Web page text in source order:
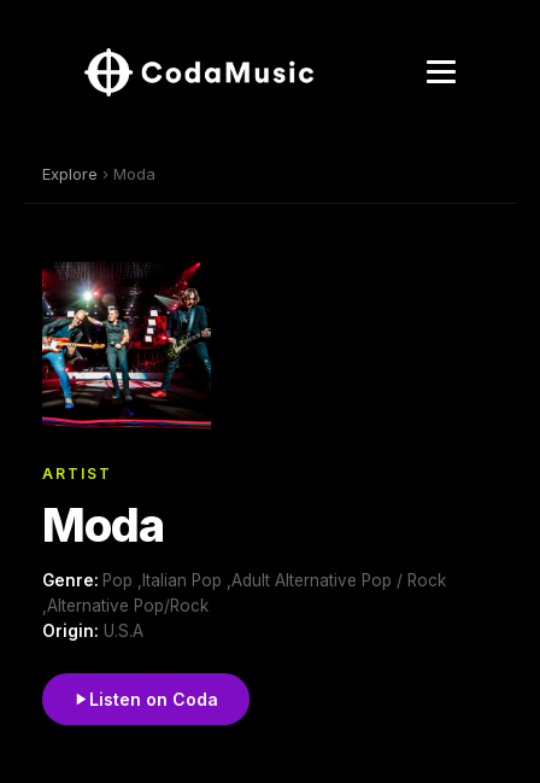
Explore › Moda
ARTIST
Moda
Genre: Pop ,Italian Pop ,Adult Alternative Pop / Rock
,Alternative Pop/Rock
Origin: U.S.A
Listen on Coda